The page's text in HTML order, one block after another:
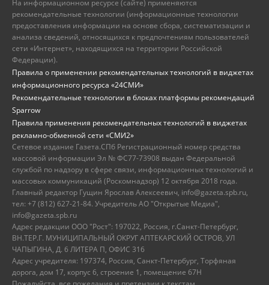
На информационном ресурсе (сайте) применяются
рекомендательные технологии (информационные технологии
предоставления информации на основе сбора, систематизации и
анализа сведений, относящихся к предпочтениям пользователей
сети «Интернет», находящихся на территории Российской
Федерации).
Правила о применении рекомендательных технологий в виджетах
информационного ресурса «24СМИ»
Рекомендательные технологии в блоках платформы рекомендаций
Sparrow
Правила применения рекомендательных технологий в виджетах
рекламно-обменной сети «СМИ2»
Сетевое издание Газета.СПб Регистрационный номер средства
массовой информации Эл № ФС77-73908 выдан Федеральной
службой по надзору в сфере связи, информационных технологий и
массовых коммуникаций (Роскомнадзор) 12 октября 2018 года.
Главный редактор Гущин Ярослав Алексеевич, info@gazeta.spb.ru,
тел: +7 (812) 627-21-84. Учредитель АО "Открытые Медиа",
info@gazeta.spb.ru
Адрес редакции ООО "Рост": 197022, Россия, г.Санкт-Петербург,
ВН.ТЕР.Г. МУНИЦИПАЛЬНЫЙ ОКРУГ АПТЕКАРСКИЙ ОСТРОВ, УЛ
ЧАПЫГИНА, Д. 6 ЛИТЕРА П, ОФИС 316
Адрес учредителя: 197374, Россия, Санкт-Петербург, Торфяная
дорога, дом 17, корпус 6, строение 1, помещение 67Н